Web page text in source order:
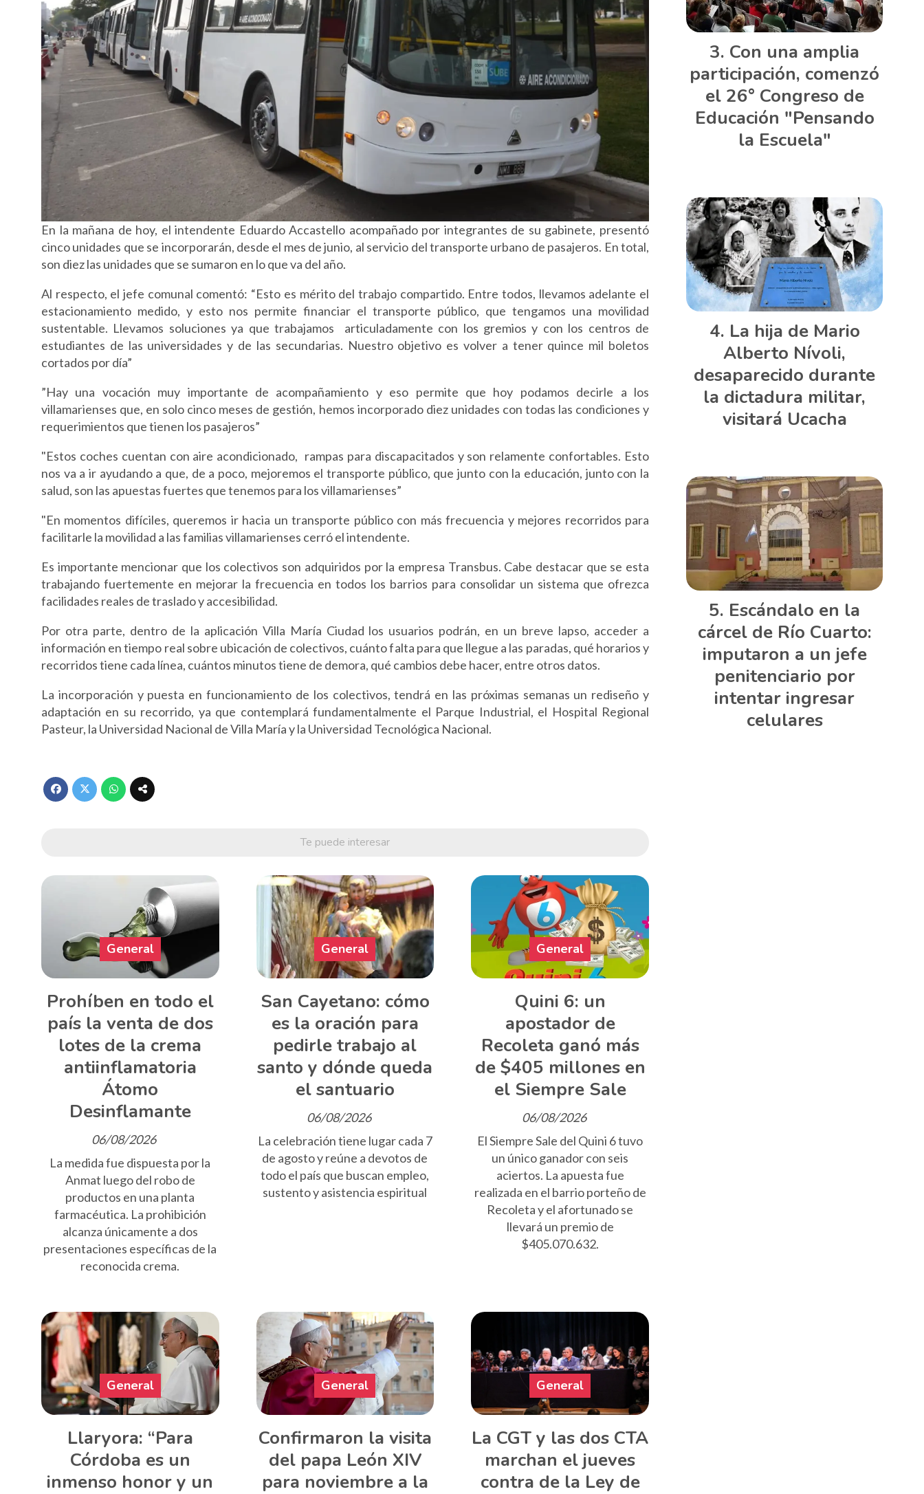
En la mañana de hoy, el intendente Eduardo Accastello acompañado por integrantes de su gabinete, presentó
cinco unidades que se incorporarán, desde el mes de junio, al servicio del transporte urbano de pasajeros. En total,
son diez las unidades que se sumaron en lo que va del año.
Al respecto, el jefe comunal comentó: “Esto es mérito del trabajo compartido. Entre todos, llevamos adelante el
estacionamiento medido, y esto nos permite financiar el transporte público, que tengamos una movilidad
sustentable. Llevamos soluciones ya que trabajamos articuladamente con los gremios y con los centros de
estudiantes de las universidades y de las secundarias. Nuestro objetivo es volver a tener quince mil boletos
cortados por día”
”Hay una vocación muy importante de acompañamiento y eso permite que hoy podamos decirle a los
villamarienses que, en solo cinco meses de gestión, hemos incorporado diez unidades con todas las condiciones y
requerimientos que tienen los pasajeros”
"Estos coches cuentan con aire acondicionado, rampas para discapacitados y son relamente confortables. Esto
nos va a ir ayudando a que, de a poco, mejoremos el transporte público, que junto con la educación, junto con la
salud, son las apuestas fuertes que tenemos para los villamarienses”
"En momentos difíciles, queremos ir hacia un transporte público con más frecuencia y mejores recorridos para
facilitarle la movilidad a las familias villamarienses cerró el intendente.
Es importante mencionar que los colectivos son adquiridos por la empresa Transbus. Cabe destacar que se esta
trabajando fuertemente en mejorar la frecuencia en todos los barrios para consolidar un sistema que ofrezca
facilidades reales de traslado y accesibilidad.
Por otra parte, dentro de la aplicación Villa María Ciudad los usuarios podrán, en un breve lapso, acceder a
información en tiempo real sobre ubicación de colectivos, cuánto falta para que llegue a las paradas, qué horarios y
recorridos tiene cada línea, cuántos minutos tiene de demora, qué cambios debe hacer, entre otros datos.
La incorporación y puesta en funcionamiento de los colectivos, tendrá en las próximas semanas un rediseño y
adaptación en su recorrido, ya que contemplará fundamentalmente el Parque Industrial, el Hospital Regional
Pasteur, la Universidad Nacional de Villa María y la Universidad Tecnológica Nacional.
Te puede interesar
Prohíben en todo el
país la venta de dos
lotes de la crema
antiinflamatoria
Átomo
Desinflamante
General
06/08/2026
La medida fue dispuesta por la
Anmat luego del robo de
productos en una planta
farmacéutica. La prohibición
alcanza únicamente a dos
presentaciones específicas de la
reconocida crema.
San Cayetano: cómo
es la oración para
pedirle trabajo al
santo y dónde queda
el santuario
General
06/08/2026
La celebración tiene lugar cada 7
de agosto y reúne a devotos de
todo el país que buscan empleo,
sustento y asistencia espiritual
Quini 6: un
apostador de
Recoleta ganó más
de $405 millones en
el Siempre Sale
General
06/08/2026
El Siempre Sale del Quini 6 tuvo
un único ganador con seis
aciertos. La apuesta fue
realizada en el barrio porteño de
Recoleta y el afortunado se
llevará un premio de
$405.070.632.
Llaryora: “Para
Córdoba es un
inmenso honor y un
General
Confirmaron la visita
del papa León XIV
para noviembre a la
General
La CGT y las dos CTA
marchan el jueves
contra de la Ley de
General
Con una amplia
participación, comenzó
el 26° Congreso de
Educación "Pensando
la Escuela"
La hija de Mario
Alberto Nívoli,
desaparecido durante
la dictadura militar,
visitará Ucacha
Escándalo en la
cárcel de Río Cuarto:
imputaron a un jefe
penitenciario por
intentar ingresar
celulares